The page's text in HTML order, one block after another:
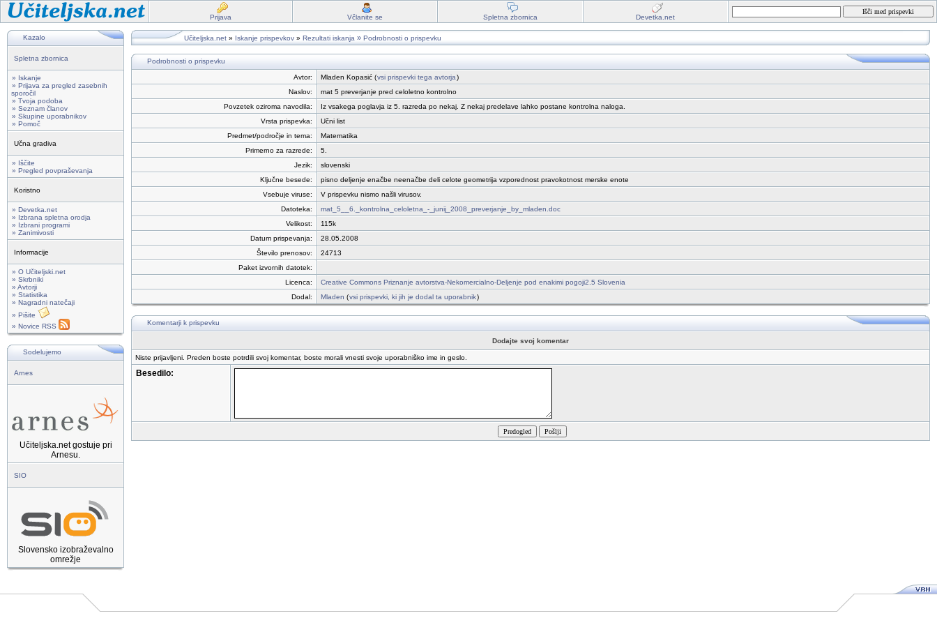
Prijava Včlanite se Spletna zbornica Devetka.net
Kazalo
Spletna zbornica
» Iskanje
» Prijava za pregled zasebnih
sporočil
» Tvoja podoba
» Seznam članov
» Skupine uporabnikov
» Pomoč
Učna gradiva
» Iščite
» Pregled povpraševanja
Koristno
» Devetka.net
» Izbrana spletna orodja
» Izbrani programi
» Zanimivosti
Informacije
» O Učiteljski.net
» Skrbniki
» Avtorji
» Statistika
» Nagradni natečaji
» Pišite
» Novice RSS
Sodelujemo
Arnes
Učiteljska.net gostuje pri
Arnesu.
SIO
Slovensko izobraževalno
omrežje
Učiteljska.net » Iskanje prispevkov » Rezultati iskanja » Podrobnosti o prispevku
Podrobnosti o prispevku
Avtor: Mladen Kopasić (vsi prispevki tega avtorja)
Naslov:
mat 5 preverjanje pred celoletno kontrolno
Povzetek oziroma navodila:
Iz vsakega poglavja iz 5. razreda po nekaj. Z nekaj predelave lahko postane kontrolna naloga.
Vrsta prispevka:
Učni list
Predmet/področje in tema:
Matematika
Primerno za razrede:
5.
Jezik:
slovenski
Ključne besede:
pisno deljenje enačbe neenačbe deli celote geometrija vzporednost pravokotnost merske enote
Vsebuje viruse:
V prispevku nismo našli virusov.
Datoteka:
mat_5__6._kontrolna_celoletna_-_junij_2008_preverjanje_by_mladen.doc
Velikost:
115k
Datum prispevanja:
28.05.2008
Število prenosov:
24713
Paket izvornih datotek:
Licenca:
Creative Commons Priznanje avtorstva-Nekomercialno-Deljenje pod enakimi pogoji2.5 Slovenia
Dodal:
Mladen (vsi prispevki, ki jih je dodal ta uporabnik)
Komentarji k prispevku
Dodajte svoj komentar
Niste prijavljeni. Preden boste potrdili svoj komentar, boste morali vnesti svoje uporabniško ime in geslo.
Besedilo: